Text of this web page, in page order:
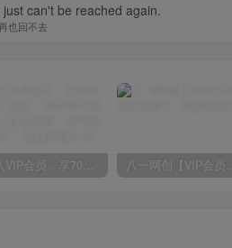
can't be reached again.
也回不去
加入VIP会员，享70%的推广提成，免费学习多种网上创业课程，菜鸟秒变大神！ 八一